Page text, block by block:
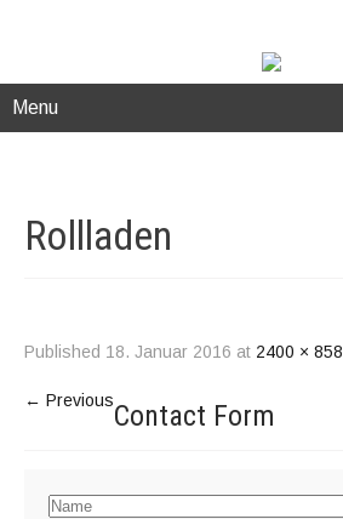
Menu
Rollladen
Published 18. Januar 2016 at 2400 × 858
← PreviousContact Form